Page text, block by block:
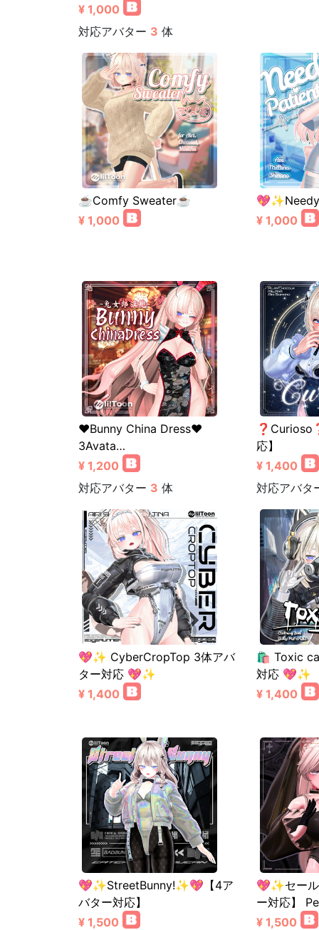
¥ 1,000
対応アバター 3 体
☕Comfy Sweater☕
¥ 1,000
¥ 1,000
❤️Bunny China Dress❤️
3Avata…
¥ 1,200
対応アバター 3 体
応】
¥ 1,400
対応アバタ
💖✨ CyberCropTop 3体アバ
ター対応 💖✨
¥ 1,400
🛍️ Toxic
対応 💖✨
¥ 1,400
💖✨StreetBunny!✨💖【4ア
バター対応】
¥ 1,500
💖✨セー
ー対応】
¥ 1,500